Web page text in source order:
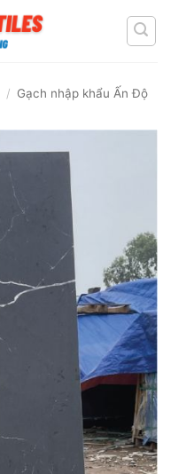
/ Gạch nhập khẩu Ấn Độ